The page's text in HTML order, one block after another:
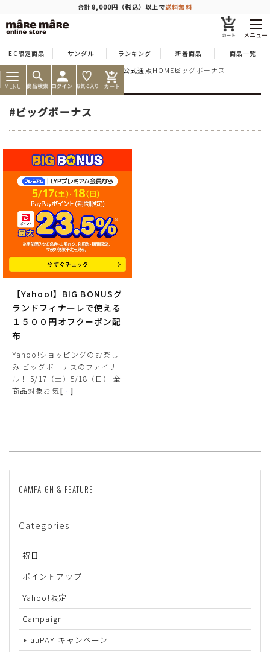
合計8,000円（税込）以上で送料無料
メニュー
EC限定商品 サンダル ランキング 新着商品 商品一覧
MENU
痛くならない靴ならマーレマーレ公式通販HOMEビッグボーナス
#ビッグボーナス
【Yahoo!】BIG BONUSグ
ランドフィナーレで使える
１５００円オフクーポン配
布
Yahoo!ショッピングのお楽し
み ビッグボーナスのファイナ
ル！ 5/17（土）5/18（日） 全
商品対象お気[…]
CAMPAIGN & FEATURE
Categories
祝日
ポイントアップ
Yahoo!限定
Campaign
auPAY キャンペーン
商品を探す
人気ワード #コンフォート #パンプス #スニーカー #ブーツ
タイプ
カテゴリー
特徴
ブランド
カラー
ヒールの高さ
絞り込んで検索する